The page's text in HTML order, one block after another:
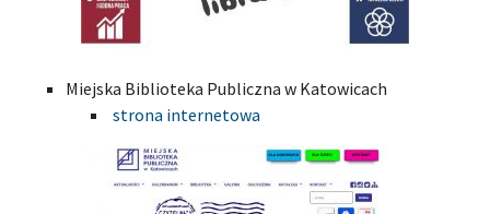
Miejska Biblioteka Publiczna w Katowicach
strona internetowa